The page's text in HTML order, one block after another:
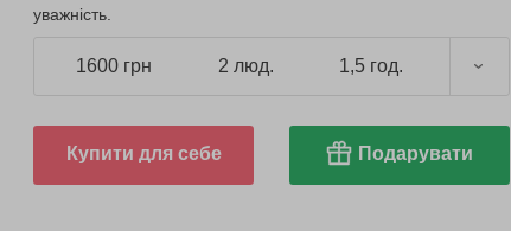
уважність.
1600 грн 2 люд. 1,5 год.
Купити для себе Подарувати